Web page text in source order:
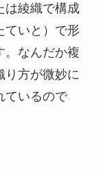
は綾織で構成
ていと）で形
。なんだか複
り方が微妙に
ているので